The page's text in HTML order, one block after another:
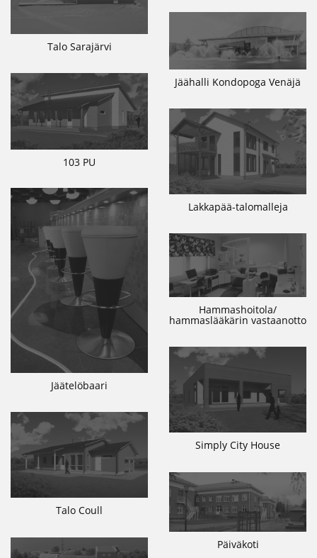
Talo Sarajärvi
Jäähalli Kondopoga Venäjä
103 PU
Lakkapää-talomalleja
Jäätelöbaari
Hammashoitola/
hammaslääkärin vastaanotto
Simply City House
Talo Coull
Päiväkoti